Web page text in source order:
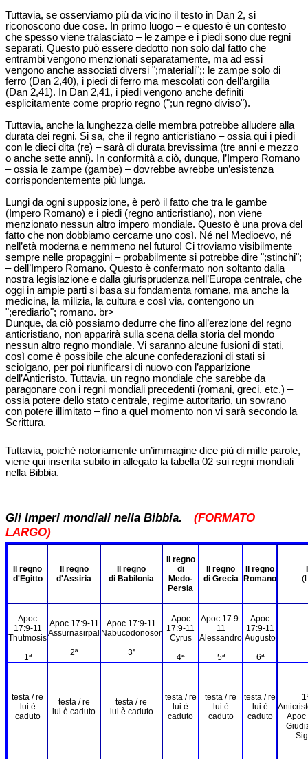
Tuttavia, se osserviamo più da vicino il testo in Dan 2, si
riconoscono due cose. In primo luogo – e questo è un contesto
che spesso viene tralasciato – le zampe e i piedi sono due regni
separati. Questo può essere dedotto non solo dal fatto che
entrambi vengono menzionati separatamente, ma ad essi
vengono anche associati diversi ";materiali";: le zampe solo di
ferro (Dan 2,40), i piedi di ferro ma mescolati con dell’argilla
(Dan 2,41). In Dan 2,41, i piedi vengono anche definiti
esplicitamente come proprio regno (";un regno diviso").
Tuttavia, anche la lunghezza delle membra potrebbe alludere alla
durata dei regni. Si sa, che il regno anticristiano – ossia qui i piedi
con le dieci dita (re) – sarà di durata brevissima (tre anni e mezzo
o anche sette anni). In conformità a ciò, dunque, l’Impero Romano
– ossia le zampe (gambe) – dovrebbe avrebbe un’esistenza
corrispondentemente più lunga.
Lungi da ogni supposizione, è però il fatto che tra le gambe
(Impero Romano) e i piedi (regno anticristiano), non viene
menzionato nessun altro impero mondiale. Questo è una prova del
fatto che non dobbiamo cercarne uno così. Né nel Medioevo, né
nell’età moderna e nemmeno nel futuro! Ci troviamo visibilmente
sempre nelle propaggini – probabilmente si potrebbe dire ";stinchi";
– dell’Impero Romano. Questo è confermato non soltanto dalla
nostra legislazione e dalla giurisprudenza nell’Europa centrale, che
oggi in ampie parti si basa su fondamenta romane, ma anche la
medicina, la milizia, la cultura e così via, contengono un
";erediario"; romano. br>
Dunque, da ciò possiamo dedurre che fino all’erezione del regno
anticristiano, non apparirà sulla scena della storia del mondo
nessun altro regno mondiale. Vi saranno alcune fusioni di stati,
così come è possibile che alcune confederazioni di stati si
sciolgano, per poi riunificarsi di nuovo con l’apparizione
dell’Anticristo. Tuttavia, un regno mondiale che sarebbe da
paragonare con i regni mondiali precedenti (romani, greci, etc.) –
ossia potere dello stato centrale, regime autoritario, un sovrano
con potere illimitato – fino a quel momento non vi sarà secondo la
Scrittura.
Tuttavia, poiché notoriamente un’immagine dice più di mille parole,
viene qui inserita subito in allegato la tabella 02 sui regni mondiali
nella Bibbia.
Gli Imperi mondiali nella Bibbia.
(FORMATO
LARGO)
Il regno
d'Egitto
Il regno
d'Assiria
Il regno
di Babilonia
Il regno
di
Medo-
Persia
Il regno
di Grecia
Il regno
Romano
Apoc
17:9-11
Thutmosis
1ª
Apoc 17:9-11
Assurnasirpal
2ª
Apoc 17:9-11
Nabucodonosor
3ª
Apoc
17:9-11
Cyrus
4ª
Apoc 17:9-
11
Alessandro
5ª
Apoc
17:9-11
Augusto
6ª
testa / re
lui è
caduto
testa / re
lui è caduto
testa / re
lui è caduto
testa / re
lui è
caduto
testa / re
lui è
caduto
testa / re
lui è
caduto
Apoc